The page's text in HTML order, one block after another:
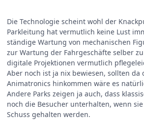
Die Technologie scheint wohl der
Parkleitung hat vermutlich keine Lust
ständige Wartung von mechanischen
zur Wartung der Fahrgeschäfte selber
digitale Projektionen vermutlich
Aber noch ist ja nix bewiesen, sollten da
Animatronics hinkommen wäre es
Andere Parks zeigen ja auch, dass
noch die Besucher unterhalten, wenn
Schuss gehalten werden.